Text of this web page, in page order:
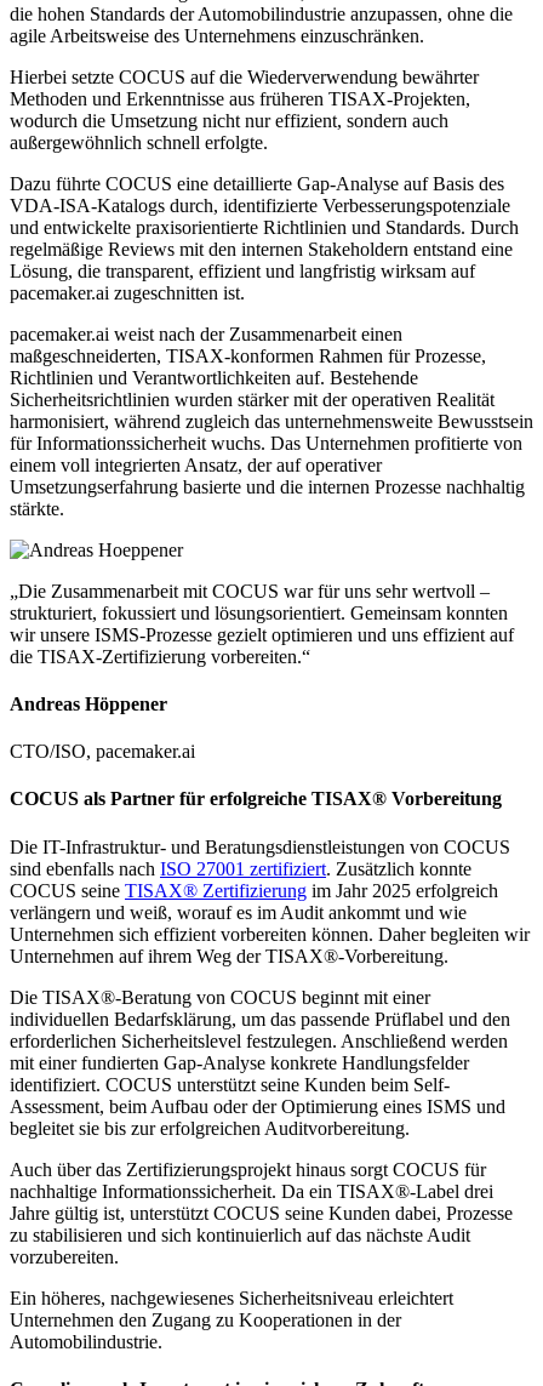
die hohen Standards der Automobilindustrie anzupassen, ohne die
agile Arbeitsweise des Unternehmens einzuschränken.
Hierbei setzte COCUS auf die Wiederverwendung bewährter
Methoden und Erkenntnisse aus früheren TISAX-Projekten,
wodurch die Umsetzung nicht nur effizient, sondern auch
außergewöhnlich schnell erfolgte.
Dazu führte COCUS eine detaillierte Gap-Analyse auf Basis des
VDA-ISA-Katalogs durch, identifizierte Verbesserungspotenziale
und entwickelte praxisorientierte Richtlinien und Standards. Durch
regelmäßige Reviews mit den internen Stakeholdern entstand eine
Lösung, die transparent, effizient und langfristig wirksam auf
pacemaker.ai zugeschnitten ist.
pacemaker.ai weist nach der Zusammenarbeit einen
maßgeschneiderten, TISAX-konformen Rahmen für Prozesse,
Richtlinien und Verantwortlichkeiten auf. Bestehende
Sicherheitsrichtlinien wurden stärker mit der operativen Realität
harmonisiert, während zugleich das unternehmensweite Bewusstsein
für Informationssicherheit wuchs. Das Unternehmen profitierte von
einem voll integrierten Ansatz, der auf operativer
Umsetzungserfahrung basierte und die internen Prozesse nachhaltig
stärkte.
„Die Zusammenarbeit mit COCUS war für uns sehr wertvoll –
strukturiert, fokussiert und lösungsorientiert. Gemeinsam konnten
wir unsere ISMS-Prozesse gezielt optimieren und uns effizient auf
die TISAX-Zertifizierung vorbereiten.“
Andreas Höppener
CTO/ISO, pacemaker.ai
COCUS als Partner für erfolgreiche TISAX® Vorbereitung
Die IT-Infrastruktur- und Beratungsdienstleistungen von COCUS
sind ebenfalls nach ISO 27001 zertifiziert. Zusätzlich konnte
COCUS seine TISAX® Zertifizierung im Jahr 2025 erfolgreich
verlängern und weiß, worauf es im Audit ankommt und wie
Unternehmen sich effizient vorbereiten können. Daher begleiten wir
Unternehmen auf ihrem Weg der TISAX®-Vorbereitung.
Die TISAX®-Beratung von COCUS beginnt mit einer
individuellen Bedarfsklärung, um das passende Prüflabel und den
erforderlichen Sicherheitslevel festzulegen. Anschließend werden
mit einer fundierten Gap-Analyse konkrete Handlungsfelder
identifiziert. COCUS unterstützt seine Kunden beim Self-
Assessment, beim Aufbau oder der Optimierung eines ISMS und
begleitet sie bis zur erfolgreichen Auditvorbereitung.
Auch über das Zertifizierungsprojekt hinaus sorgt COCUS für
nachhaltige Informationssicherheit. Da ein TISAX®-Label drei
Jahre gültig ist, unterstützt COCUS seine Kunden dabei, Prozesse
zu stabilisieren und sich kontinuierlich auf das nächste Audit
vorzubereiten.
Ein höheres, nachgewiesenes Sicherheitsniveau erleichtert
Unternehmen den Zugang zu Kooperationen in der
Automobilindustrie.